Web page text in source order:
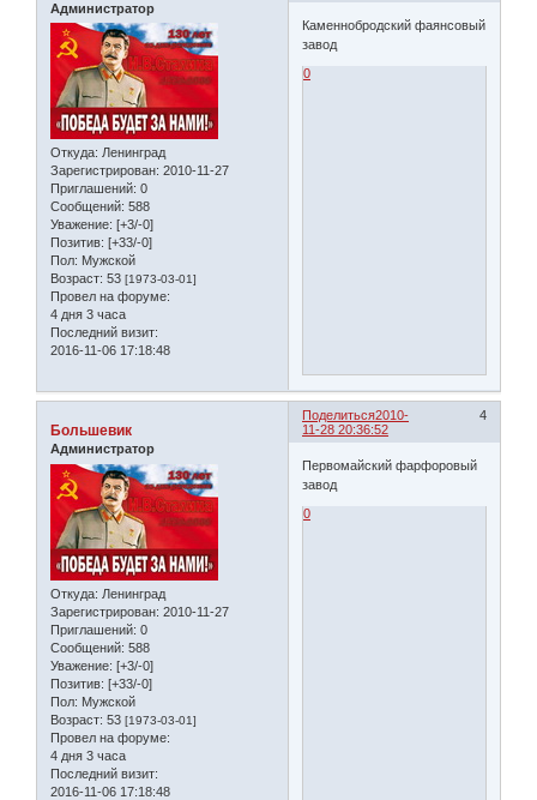
Администратор
Откуда: Ленинград
Зарегистрирован: 2010-11-27
Приглашений: 0
Сообщений: 588
Уважение: [+3/-0]
Позитив: [+33/-0]
Пол: Мужской
Возраст: 53 [1973-03-01]
Провел на форуме:
4 дня 3 часа
Последний визит:
2016-11-06 17:18:48
Каменнобродский фаянсовый
завод
0
Поделиться 4
2010-
11-28 20:36:52
Большевик
Администратор
Откуда: Ленинград
Зарегистрирован: 2010-11-27
Приглашений: 0
Сообщений: 588
Уважение: [+3/-0]
Позитив: [+33/-0]
Пол: Мужской
Возраст: 53 [1973-03-01]
Провел на форуме:
4 дня 3 часа
Последний визит:
2016-11-06 17:18:48
Первомайский фарфоровый
завод
0